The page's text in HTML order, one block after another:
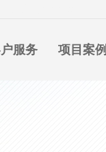
服务 项目案例